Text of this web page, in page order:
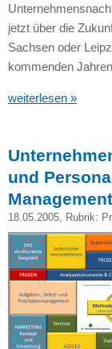
jetzt über die
Sachsen oder
kommenden
weiterlesen »
und
18.05.2005, Rubrik: